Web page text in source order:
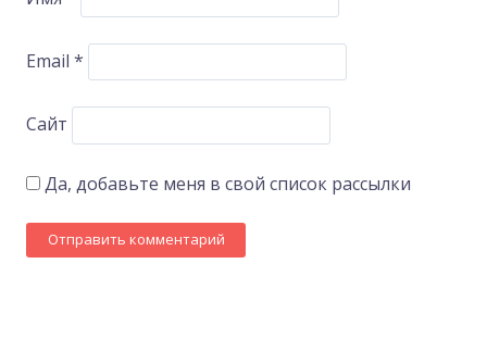
Email *
Сайт
Да, добавьте меня в свой список рассылки